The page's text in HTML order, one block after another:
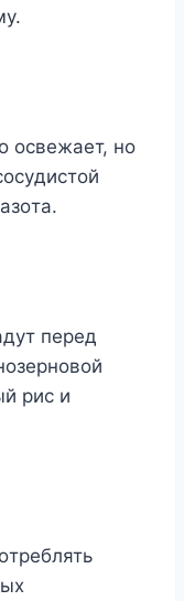
ocвeжaeт, нo
пepeд
pиc и